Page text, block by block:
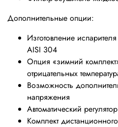
Дополнительные опции:
Изготовление
AISI 304
Опция «зимний
отрицательных
Возможность
напряжения
Автоматический
Комплект